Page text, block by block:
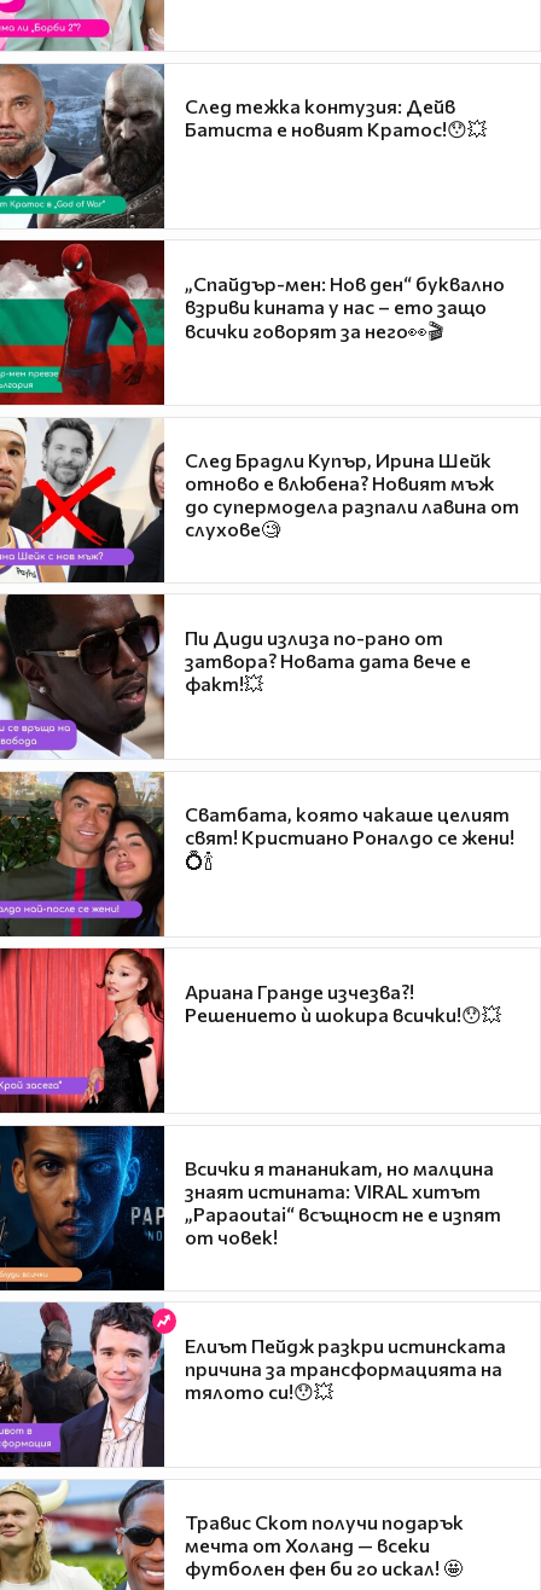
След тежка контузия: Дейв
Батиста е новият Кратос!😯💥
„Спайдър-мен: Нов ден“ буквално
взриви кината у нас – ето защо
всички говорят за него👀🎬
След Брадли Купър, Ирина Шейк
отново е влюбена? Новият мъж
до супермодела разпали лавина от
слухове🧐
Пи Диди излиза по-рано от
затвора? Новата дата вече е
факт!💥
Сватбата, която чакаше целият
свят! Кристиано Роналдо се жени!
💍🍾
Ариана Гранде изчезва?!
Решението ѝ шокира всички!😯💥
Всички я тананикат, но малцина
знаят истината: VIRAL хитът
„Papaoutai“ всъщност не е изпят
от човек!
Елиът Пейдж разкри истинската
причина за трансформацията на
тялото си!😯💥
Травис Скот получи подарък
мечта от Холанд — всеки
футболен фен би го искал! 🤩